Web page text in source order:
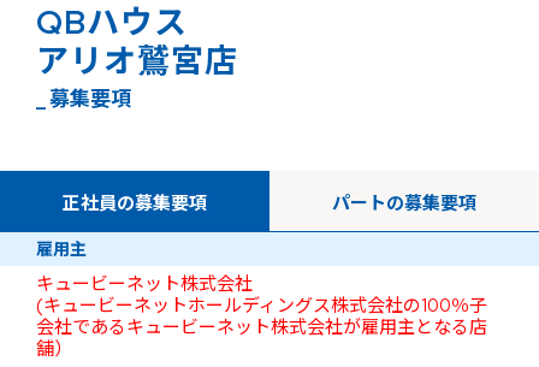
QBハウス
アリオ鷲宮店
_ 募集要項
正社員の募集要項 パートの募集要項
雇用主
キュービーネット株式会社
(キュービーネットホールディングス株式会社の100％子
会社であるキュービーネット株式会社が雇用主となる店
舗）